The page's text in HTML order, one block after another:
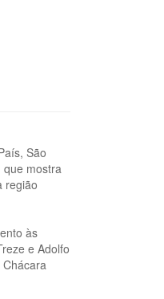
São
que mostra
região
às
e Adolfo